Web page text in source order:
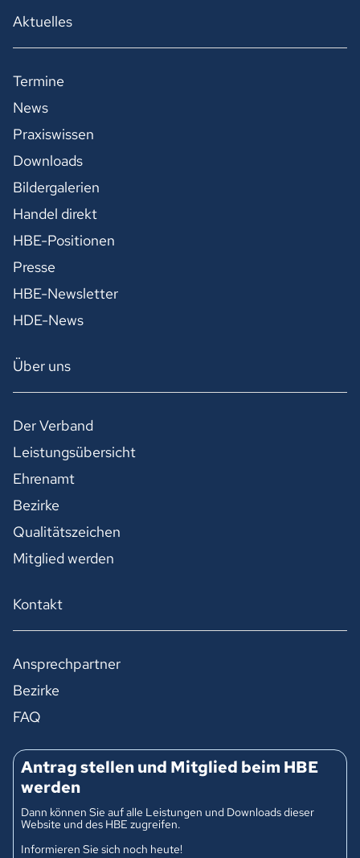
Aktuelles
Termine
News
Praxiswissen
Downloads
Bildergalerien
Handel direkt
HBE-Positionen
Presse
HBE-Newsletter
HDE-News
Über uns
Der Verband
Leistungsübersicht
Ehrenamt
Bezirke
Qualitätszeichen
Mitglied werden
Kontakt
Ansprechpartner
Bezirke
FAQ
Antrag stellen und Mitglied beim HBE
werden
Dann können Sie auf alle Leistungen und Downloads dieser
Website und des HBE zugreifen.
Informieren Sie sich noch heute!